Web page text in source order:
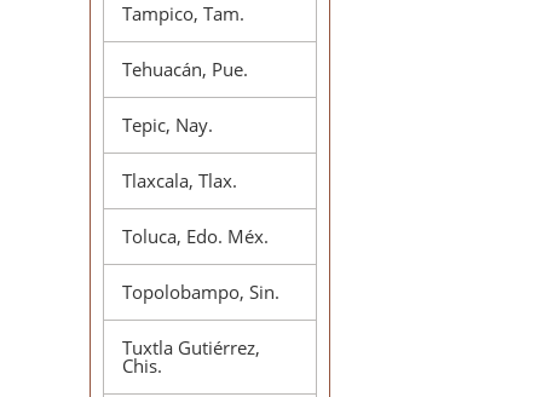
Tampico, Tam.
Tehuacán, Pue.
Tepic, Nay.
Tlaxcala, Tlax.
Toluca, Edo. Méx.
Topolobampo, Sin.
Tuxtla Gutiérrez,
Chis.